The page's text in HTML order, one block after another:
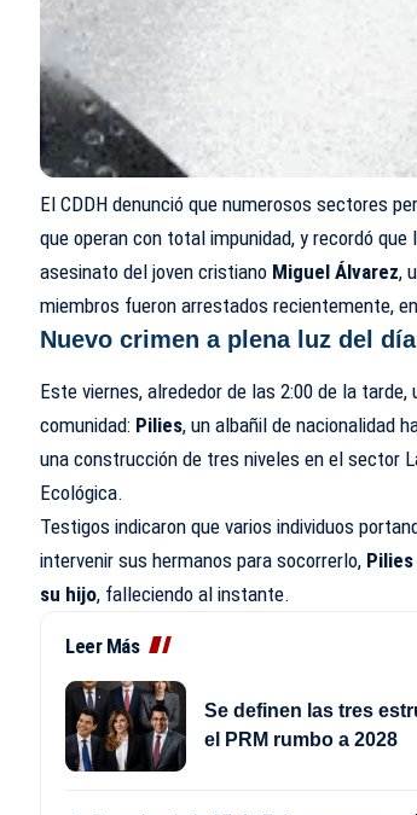
El CDDH denunció que numerosos sectores
que operan con total impunidad, y recordó
asesinato del joven cristiano Miguel Álvarez,
miembros fueron arrestados recientemente,
Nuevo crimen a plena luz del día
Este viernes, alrededor de las 2:00 de la
comunidad: Pilies, un albañil de nacionalidad
una construcción de tres niveles en el sector
Ecológica.
Testigos indicaron que varios individuos
intervenir sus hermanos para socorrerlo,
su hijo, falleciendo al instante.
Leer Más
Se definen las tres
el PRM rumbo a 2028